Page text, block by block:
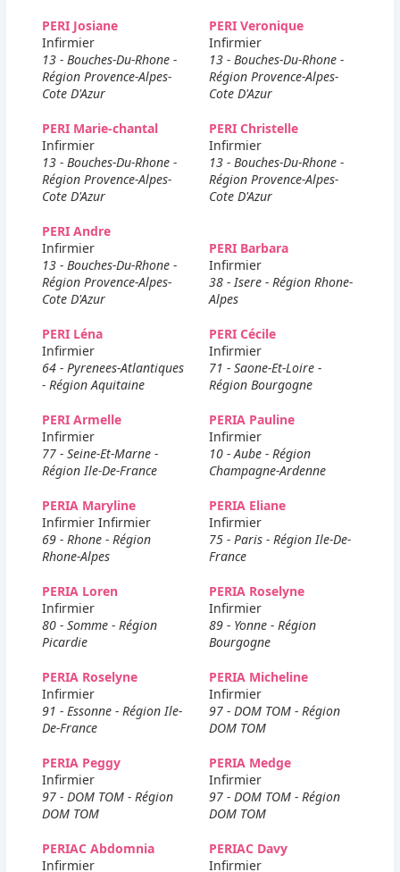
PERI Josiane
Infirmier
13 - Bouches-Du-Rhone -
Région Provence-Alpes-
Cote D'Azur
PERI Veronique
Infirmier
13 - Bouches-Du-Rhone -
Région Provence-Alpes-
Cote D'Azur
PERI Marie-chantal
Infirmier
13 - Bouches-Du-Rhone -
Région Provence-Alpes-
Cote D'Azur
PERI Christelle
Infirmier
13 - Bouches-Du-Rhone -
Région Provence-Alpes-
Cote D'Azur
PERI Andre
Infirmier
13 - Bouches-Du-Rhone -
Région Provence-Alpes-
Cote D'Azur
PERI Barbara
Infirmier
38 - Isere - Région Rhone-
Alpes
PERI Léna
Infirmier
64 - Pyrenees-Atlantiques
- Région Aquitaine
PERI Cécile
Infirmier
71 - Saone-Et-Loire -
Région Bourgogne
PERI Armelle
Infirmier
77 - Seine-Et-Marne -
Région Ile-De-France
PERIA Pauline
Infirmier
10 - Aube - Région
Champagne-Ardenne
PERIA Maryline
Infirmier Infirmier
69 - Rhone - Région
Rhone-Alpes
PERIA Eliane
Infirmier
75 - Paris - Région Ile-De-
France
PERIA Loren
Infirmier
80 - Somme - Région
Picardie
PERIA Roselyne
Infirmier
89 - Yonne - Région
Bourgogne
PERIA Roselyne
Infirmier
91 - Essonne - Région Ile-
De-France
PERIA Micheline
Infirmier
97 - DOM TOM - Région
DOM TOM
PERIA Peggy
Infirmier
97 - DOM TOM - Région
DOM TOM
PERIA Medge
Infirmier
97 - DOM TOM - Région
DOM TOM
PERIAC Abdomnia
Infirmier
PERIAC Davy
Infirmier